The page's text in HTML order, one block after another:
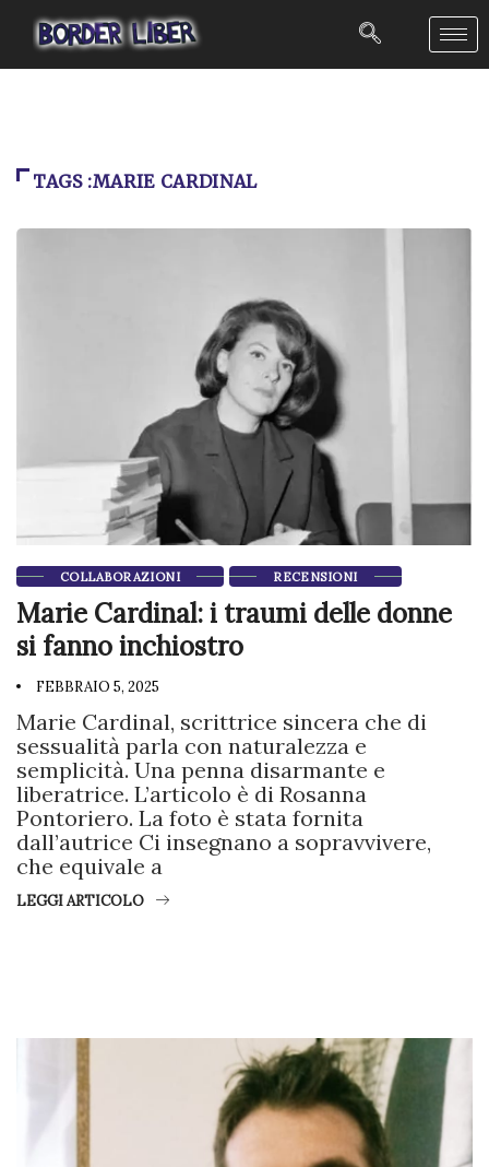
TAGS :MARIE CARDINAL
COLLABORAZIONI RECENSIONI
Marie Cardinal: i traumi delle donne
si fanno inchiostro
FEBBRAIO 5, 2025
Marie Cardinal, scrittrice sincera che di
sessualità parla con naturalezza e
semplicità. Una penna disarmante e
liberatrice. L’articolo è di Rosanna
Pontoriero. La foto è stata fornita
dall’autrice Ci insegnano a sopravvivere,
che equivale a
LEGGI ARTICOLO